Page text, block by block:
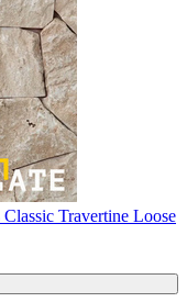
Travertine Loose